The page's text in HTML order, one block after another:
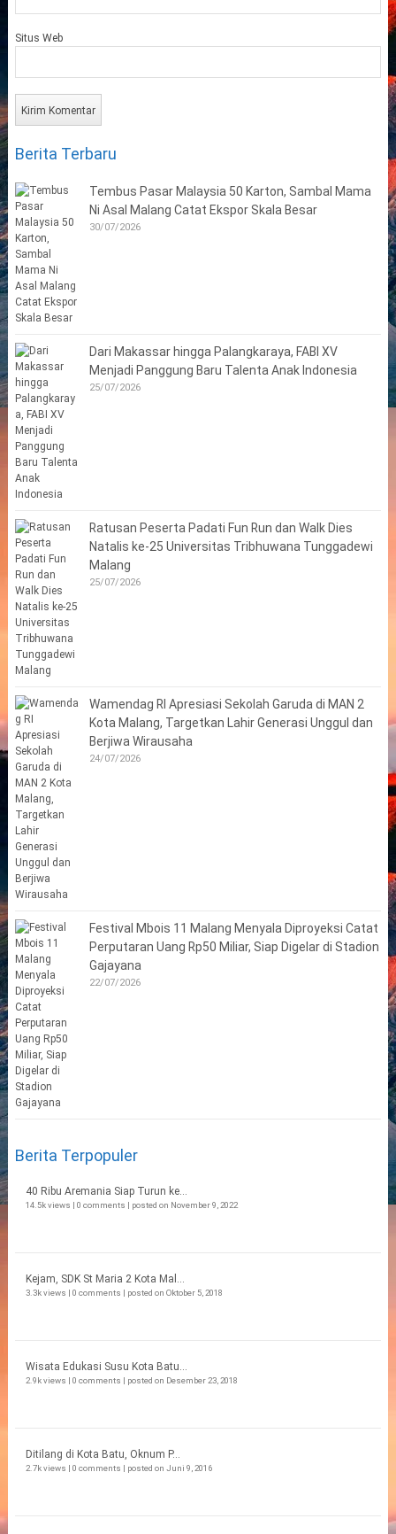
Situs Web
Berita Terbaru
Tembus Pasar Malaysia 50 Karton, Sambal Mama
Ni Asal Malang Catat Ekspor Skala Besar
30/07/2026
Dari Makassar hingga Palangkaraya, FABI XV
Menjadi Panggung Baru Talenta Anak Indonesia
25/07/2026
Ratusan Peserta Padati Fun Run dan Walk Dies
Natalis ke-25 Universitas Tribhuwana Tunggadewi
Malang
25/07/2026
Wamendag RI Apresiasi Sekolah Garuda di MAN 2
Kota Malang, Targetkan Lahir Generasi Unggul dan
Berjiwa Wirausaha
24/07/2026
Festival Mbois 11 Malang Menyala Diproyeksi Catat
Perputaran Uang Rp50 Miliar, Siap Digelar di Stadion
Gajayana
22/07/2026
Berita Terpopuler
40 Ribu Aremania Siap Turun ke...
14.5k views | 0 comments | posted on November 9, 2022
Kejam, SDK St Maria 2 Kota Mal...
3.3k views | 0 comments | posted on Oktober 5, 2018
Wisata Edukasi Susu Kota Batu...
2.9k views | 0 comments | posted on Desember 23, 2018
Ditilang di Kota Batu, Oknum P...
2.7k views | 0 comments | posted on Juni 9, 2016